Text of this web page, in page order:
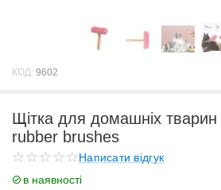
КОД: 9602
Щітка для домашніх
rubber brushes
Написати відгук
в наявності